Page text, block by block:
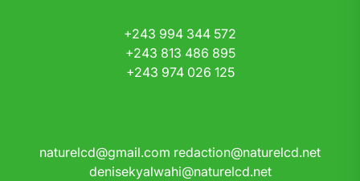
+243 994 344 572
+243 813 486 895
+243 974 026 125
naturelcd@gmail.com redaction@naturelcd.net
denisekyalwahi@naturelcd.net